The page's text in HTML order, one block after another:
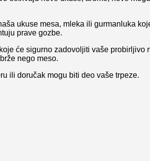
ukuse mesa, mleka ili gurmanluka
prave gozbe.
će sigurno zadovoljiti vaše probirljivo
nego meso.
ili doručak mogu biti deo vaše trpeze.